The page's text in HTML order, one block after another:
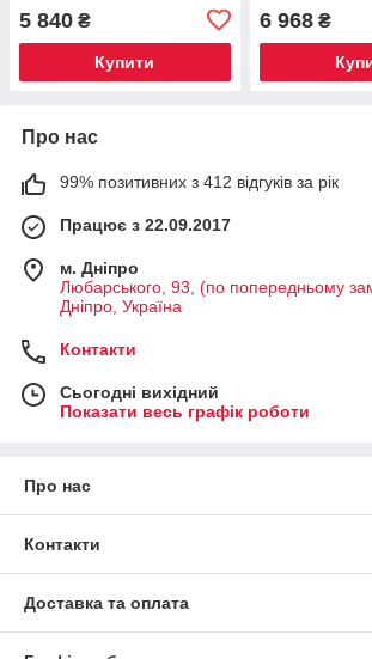
5 840 ₴
Купити
6 968₴
Про нас
99% позитивних з 412 відгуків за рік
Працює з 22.09.2017
м. Дніпро
Любарського, 93, (по попередньому
Дніпро, Україна
Контакти
Сьогодні вихідний
Показати весь графік роботи
Про нас
Контакти
Доставка та оплата